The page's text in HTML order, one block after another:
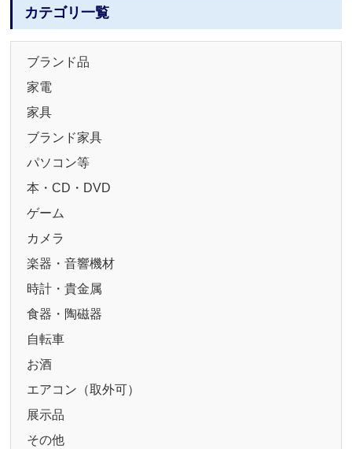
カテゴリ一覧
ブランド品
家電
家具
ブランド家具
パソコン等
本・CD・DVD
ゲーム
カメラ
楽器・音響機材
時計・貴金属
食器・陶磁器
自転車
お酒
エアコン（取外可）
展示品
その他